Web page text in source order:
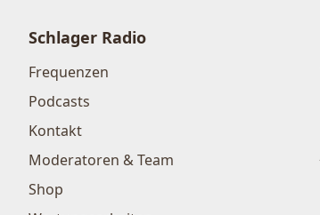
Schlager Radio
Frequenzen
Podcasts
Kontakt
Moderatoren & Team
Shop